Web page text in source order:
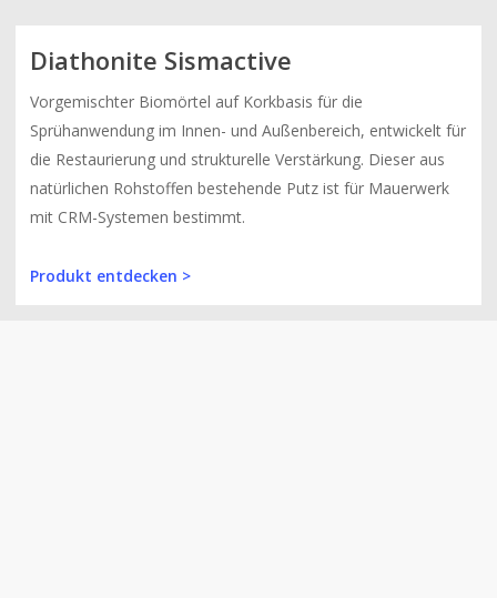
Diathonite Sismactive
Vorgemischter Biomörtel auf Korkbasis für die
Sprühanwendung im Innen- und Außenbereich, entwickelt für
die Restaurierung und strukturelle Verstärkung. Dieser aus
natürlichen Rohstoffen bestehende Putz ist für Mauerwerk
mit CRM-Systemen bestimmt.
Produkt entdecken >